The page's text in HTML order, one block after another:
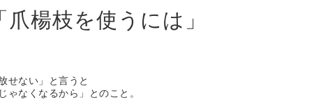
楊枝を使うには」
せない」と言うと
ゃなくなるから」とのこと。